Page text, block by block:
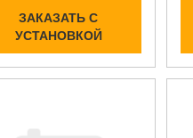
ЗАКАЗАТЬ С
УСТАНОВКОЙ